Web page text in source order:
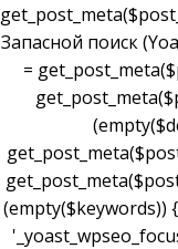
Запасной поиск
=
(empty($keywords))